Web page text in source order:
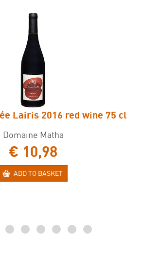
Lairis 2016 red wine 75 cl
Domaine Matha
€ 10,98
ADD TO BASKET